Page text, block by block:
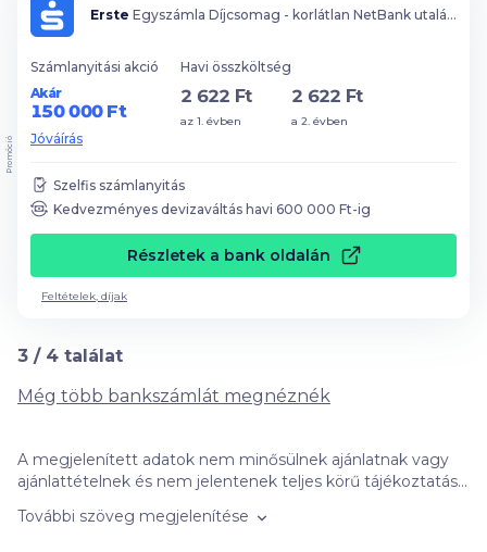
Erste Egyszámla Díjcsomag - korlátlan NetBank utalási kedvezménnyel
Számlanyitási akció
Akár
150 000 Ft
Jóváírás
Havi összköltség
2 622 Ft
az 1. évben
2 622 Ft
a 2. évben
Szelfis számlanyitás
Kedvezményes devizaváltás havi 600 000 Ft-ig
Részletek a bank oldalán
Feltételek, díjak
Promóció
3 / 4 találat
Még több bankszámlát megnéznék
A megjelenített adatok nem minősülnek ajánlatnak vagy
ajánlattételnek és nem jelentenek teljes körű tájékoztatást,
kötelezettséget nem jelentenek. Felhívjuk figyelmét, hogy
További szöveg megjelenítése